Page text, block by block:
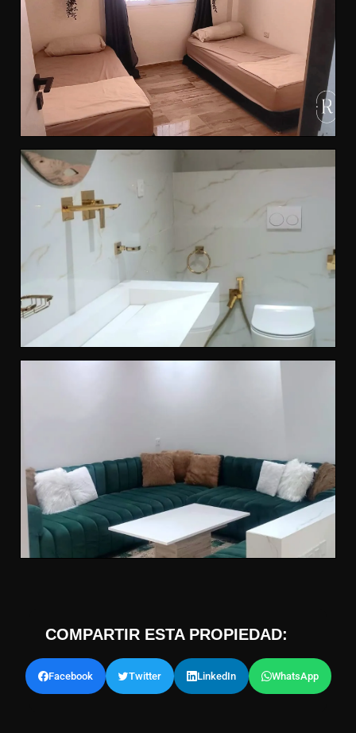
COMPARTIR ESTA PROPIEDAD:
Facebook Twitter LinkedIn WhatsApp